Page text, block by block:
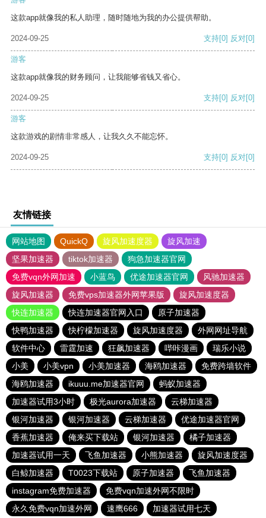
这款app就像我的私人助理，随时随地为我的办公提供帮助。
2024-09-25 支持[0] 反对[0]
游客
这款app就像我的财务顾问，让我能够省钱又省心。
2024-09-25 支持[0] 反对[0]
游客
这款游戏的剧情非常感人，让我久久不能忘怀。
2024-09-25 支持[0] 反对[0]
友情链接
网站地图 QuickQ 旋风加速度器
旋风加速
坚果加速器
tiktok加速器
狗急加速器官网
免费vqn外网加速
小蓝鸟 优途加速器官网
风驰加速器
旋风加速器
免费vps加速器外网苹果版
旋风加速度器
快连加速器
快连加速器官网入口
原子加速器
快鸭加速器
快柠檬加速器 旋风加速度器
外网网址导航
软件中心
雷霆加速 狂飙加速器 哔咔漫画
瑞乐小说
小美
小美vpn 小美加速器 海鸥加速器
免费跨墙软件
海鸥加速器
ikuuu.me加速器官网
蚂蚁加速器
加速器试用3小时
极光aurora加速器
云梯加速器
银河加速器
银河加速器 云梯加速器
优途加速器官网
香蕉加速器
俺来买下载站 银河加速器
橘子加速器
加速器试用一天
飞鱼加速器 小熊加速器
旋风加速度器
白鲸加速器
T0023下载站 原子加速器
飞鱼加速器
instagram免费加速器
免费vqn加速外网不限时
永久免费vqn加速外网
速鹰666 加速器试用七天